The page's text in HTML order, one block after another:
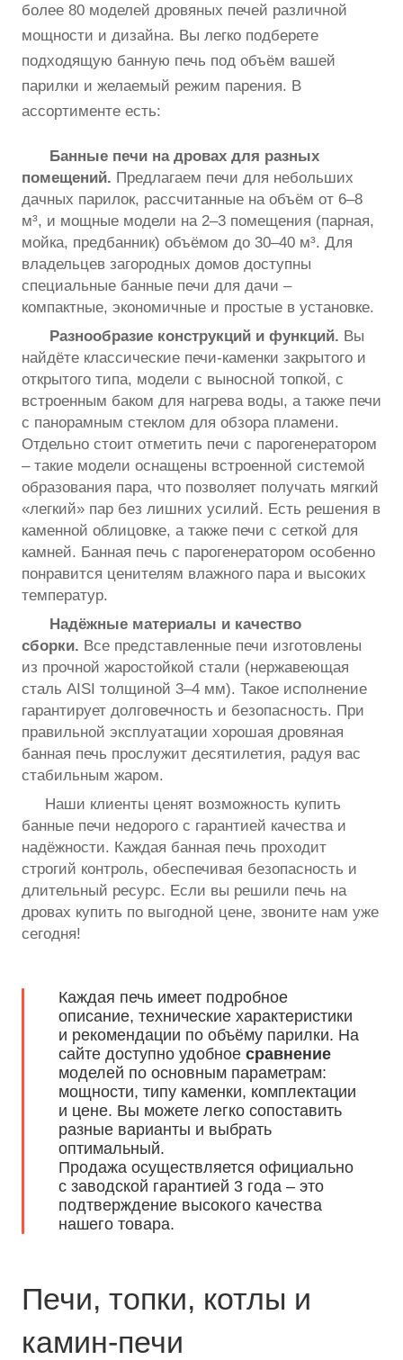
более 80 моделей дровяных печей различной
мощности и дизайна. Вы легко подберете
подходящую банную печь под объём вашей
парилки и желаемый режим парения. В
ассортименте есть:
Банные печи на дровах для разных
помещений. Предлагаем печи для небольших
дачных парилок, рассчитанные на объём от 6–8
м³, и мощные модели на 2–3 помещения (парная,
мойка, предбанник) объёмом до 30–40 м³. Для
владельцев загородных домов доступны
специальные банные печи для дачи –
компактные, экономичные и простые в установке.
Разнообразие конструкций и функций. Вы
найдёте классические печи-каменки закрытого и
открытого типа, модели с выносной топкой, с
встроенным баком для нагрева воды, а также печи
с панорамным стеклом для обзора пламени.
Отдельно стоит отметить печи с парогенератором
– такие модели оснащены встроенной системой
образования пара, что позволяет получать мягкий
«легкий» пар без лишних усилий. Есть решения в
каменной облицовке, а также печи с сеткой для
камней. Банная печь с парогенератором особенно
понравится ценителям влажного пара и высоких
температур.
Надёжные материалы и качество
сборки. Все представленные печи изготовлены
из прочной жаростойкой стали (нержавеющая
сталь AISI толщиной 3–4 мм). Такое исполнение
гарантирует долговечность и безопасность. При
правильной эксплуатации хорошая дровяная
банная печь прослужит десятилетия, радуя вас
стабильным жаром.
Наши клиенты ценят возможность купить
банные печи недорого с гарантией качества и
надёжности. Каждая банная печь проходит
строгий контроль, обеспечивая безопасность и
длительный ресурс. Если вы решили печь на
дровах купить по выгодной цене, звоните нам уже
сегодня!
Каждая печь имеет подробное
описание, технические характеристики
и рекомендации по объёму парилки. На
сайте доступно удобное сравнение
моделей по основным параметрам:
мощности, типу каменки, комплектации
и цене. Вы можете легко сопоставить
разные варианты и выбрать
оптимальный.
Продажа осуществляется официально
с заводской гарантией 3 года – это
подтверждение высокого качества
нашего товара.
Печи, топки, котлы и
камин-печи